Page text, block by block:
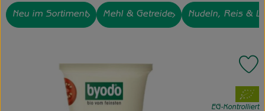
Frisches
Hof Grummersort e.V.
Die Hofgemeinschaft
Neu im Sortiment Mehl & Getreide Nudeln, Reis &
, Verband:
EG-Kontrolliert